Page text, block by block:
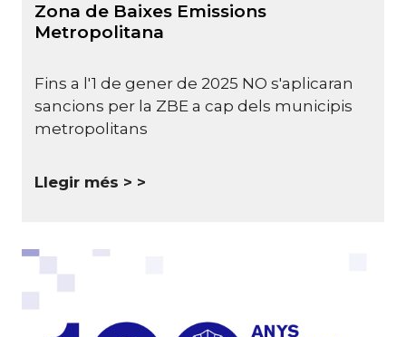
Zona de Baixes Emissions
Metropolitana
Fins a l'1 de gener de 2025 NO s'aplicaran
sancions per la ZBE a cap dels municipis
metropolitans
Llegir més >